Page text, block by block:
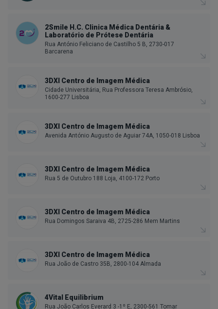
2Smile H.C. Clinica Médica Dentária &
Laboratório de Prótese Dentária
Rua António Feliciano de Castilho 5 B, 2730-017
Barcarena
3DXI Centro de Imagem Médica
Cidade Universitária, Rua Professora Teresa Ambrósio,
1600-277 Lisboa
3DXI Centro de Imagem Médica
Avenida António Augusto de Aguiar 74A, 1050-018 Lisboa
3DXI Centro de Imagem Médica
Rua 5 de Outubro 188 Loja, 4100-172 Porto
3DXI Centro de Imagem Médica
Rua Domingos Saraiva 4B, 2725-286 Mem Martins
3DXI Centro de Imagem Médica
Rua João de Castro 35B, 2800-104 Almada
4Vital Equilibrium
Rua João Carlos Everard 3 -1º E, 2300-561 Tomar